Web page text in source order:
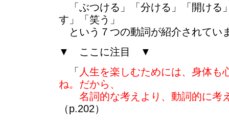
「ぶつける」「分ける」「開ける
す」「笑う」
という７つの動詞が紹介されてい
▼ ここに注目 ▼
「 人生を楽しむためには、身体も
ね。だから、
名詞的な考えより、動詞的に考
（p.202）